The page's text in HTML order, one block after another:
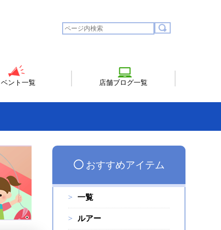
ント一覧 店舗ブログ一覧
◯おすすめアイテム
一覧
ルアー